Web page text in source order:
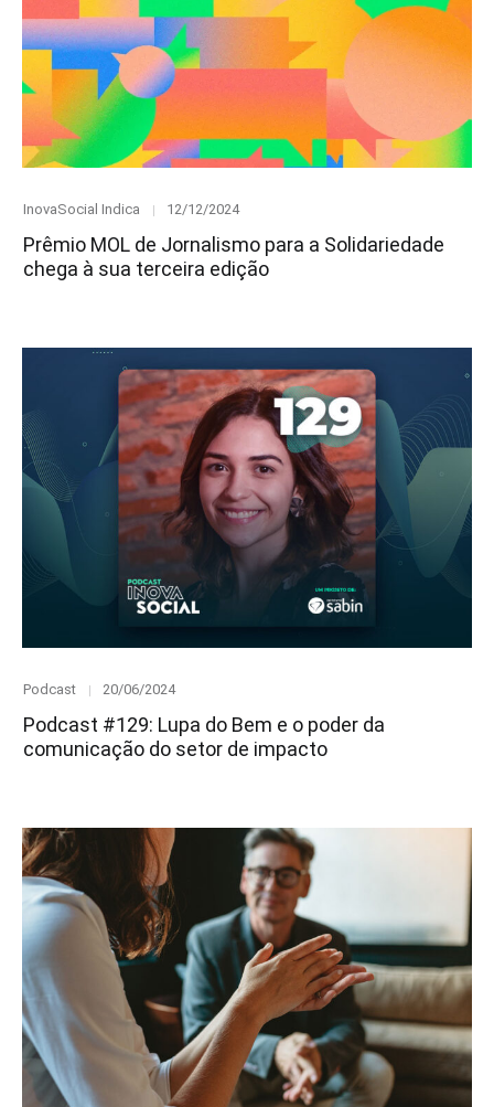
Category
InovaSocial Indica
Posted
12/12/2024
Prêmio MOL de Jornalismo para a Solidariedade
chega à sua terceira edição
Category
Podcast
Posted
20/06/2024
Podcast #129: Lupa do Bem e o poder da
comunicação do setor de impacto